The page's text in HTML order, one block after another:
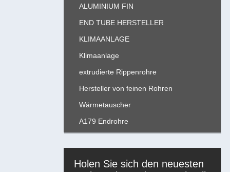
ALUMINIUM FIN
END TUBE HERSTELLER
KLIMAANLAGE
Klimaanlage
extrudierte Rippenrohre
Hersteller von feinen Rohren
Wärmetauscher
A179 Endrohre
Holen Sie sich den neuesten